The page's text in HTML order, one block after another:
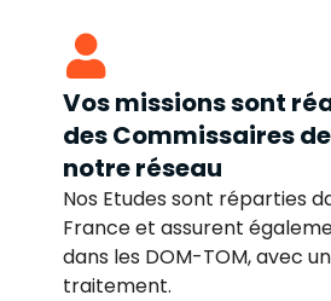
Vos missions sont
des Commissaires
notre réseau
Nos Etudes sont réparties
France et assurent
dans les DOM-TOM, avec
traitement.